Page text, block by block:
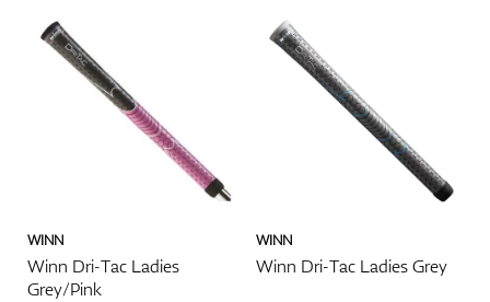
WINN
Winn Dri-Tac Ladies
Grey/Pink
WINN
Winn Dri-Tac Ladies Grey